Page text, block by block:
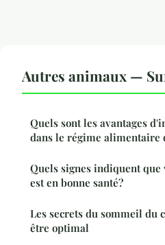
Autres animaux —
Quels sont les avantages
dans le régime alimentaire
Quels signes indiquent
est en bonne santé?
Les secrets du sommeil du
être optimal